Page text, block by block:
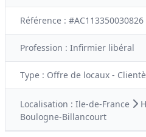
Référence : #AC113350030826
Profession : Infirmier libéral
Type : Offre de locaux -
Localisation : Ile-de-France
Boulogne-Billancourt